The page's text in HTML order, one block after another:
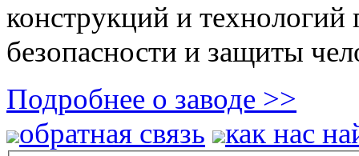
конструкций и
безопасности и защиты
Подробнее о заводе >>
обратная связь
как нас